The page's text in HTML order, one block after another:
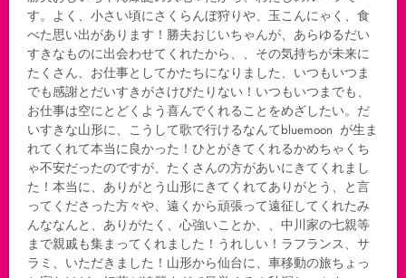
す。よく、小さい頃にさくらんぼ狩りや、玉こんにゃく、食
べた思い出があります！勝夫おじいちゃんが、あらゆるだい
すきなものに出会わせてくれたから、、その気持ちが未来に
たくさん、お仕事としてかたちになりました、いつもいつま
でも感謝とだいすきがさけびたりない！いつもいつまでも、
お仕事は空にとどくよう喜んでくれることをめざしたい。だ
いすきな山形に、こうして歌で行けるなんてbluemoon が生ま
れてくれて本当に良かった！ひとがきてくれるかめちゃくち
ゃ不安だったのですが、たくさんの方があいにきてくれまし
た！本当に、ありがとう山形にきてくれてありがとう、と言
ってくださった方々や、遠くから頑張って遠征してくれたみ
んななんと、ありがたく、心強いことか、、中川家の七親等
まで親戚も集まってくれました！うれしい！ラフランス、サ
ラミ、いただきました！山形から仙台に、車移動の旅ちょっ